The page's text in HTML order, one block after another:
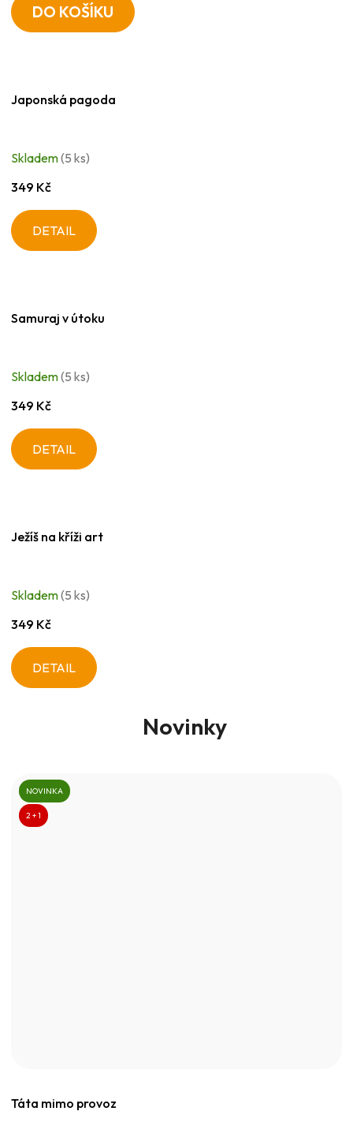
DO KOŠÍKU
Japonská pagoda
Skladem(5 ks)
349 Kč
DETAIL
Samuraj v útoku
Skladem(5 ks)
349 Kč
DETAIL
Ježíš na kříži art
Skladem(5 ks)
349 Kč
DETAIL
Novinky
NOVINKA
2 + 1
Táta mimo provoz